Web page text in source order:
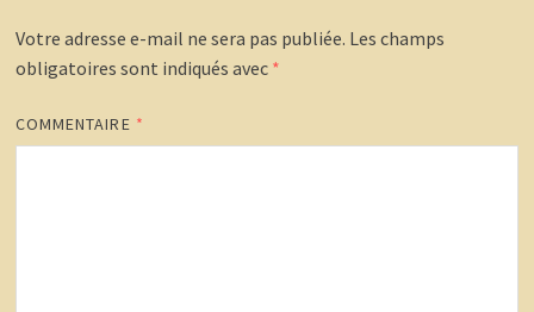
Votre adresse e-mail ne sera pas publiée. Les champs
obligatoires sont indiqués avec *
COMMENTAIRE *